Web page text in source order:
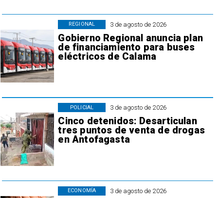
3 de agosto de 2026
Gobierno Regional anuncia plan
de financiamiento para buses
eléctricos de Calama
REGIONAL
3 de agosto de 2026
Cinco detenidos: Desarticulan
tres puntos de venta de drogas
en Antofagasta
POLICIAL
3 de agosto de 2026
ECONOMÍA